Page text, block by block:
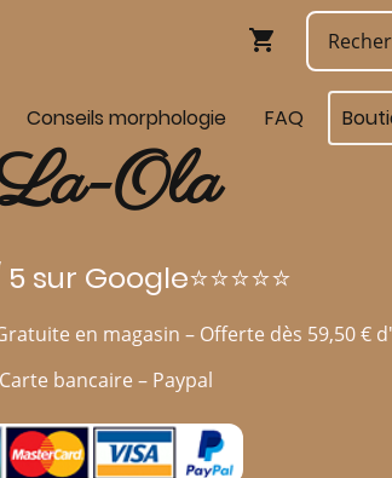
Conseils morphologie FAQ
Ola
sur Google⭐⭐⭐⭐⭐
en magasin – Offerte dès 59,50 €
Carte bancaire – Paypal